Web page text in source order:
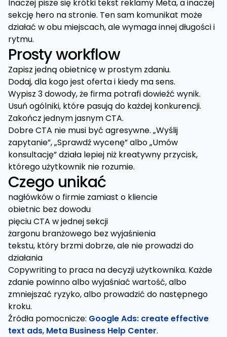
Inaczej pisze się krótki tekst reklamy Meta, a inaczej
sekcję hero na stronie. Ten sam komunikat może
działać w obu miejscach, ale wymaga innej długości i
rytmu.
Prosty workflow
Zapisz jedną obietnicę w prostym zdaniu.
Dodaj, dla kogo jest oferta i kiedy ma sens.
Wypisz 3 dowody, że firma potrafi dowieźć wynik.
Usuń ogólniki, które pasują do każdej konkurencji.
Zakończ jednym jasnym CTA.
Dobre CTA nie musi być agresywne. „Wyślij
zapytanie”, „Sprawdź wycenę” albo „Umów
konsultację” działa lepiej niż kreatywny przycisk,
którego użytkownik nie rozumie.
Czego unikać
nagłówków o firmie zamiast o kliencie
obietnic bez dowodu
pięciu CTA w jednej sekcji
żargonu branżowego bez wyjaśnienia
tekstu, który brzmi dobrze, ale nie prowadzi do
działania
Copywriting to praca na decyzji użytkownika. Każde
zdanie powinno albo wyjaśniać wartość, albo
zmniejszać ryzyko, albo prowadzić do następnego
kroku.
Źródła pomocnicze: Google Ads: create effective
text ads, Meta Business Help Center.